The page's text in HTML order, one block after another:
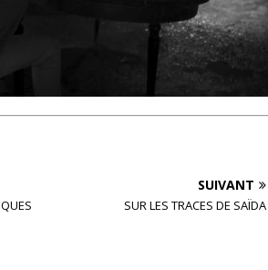
SUIVANT
SUR LES TRACES DE SAÏDA